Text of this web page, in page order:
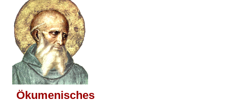
Ökumenisches